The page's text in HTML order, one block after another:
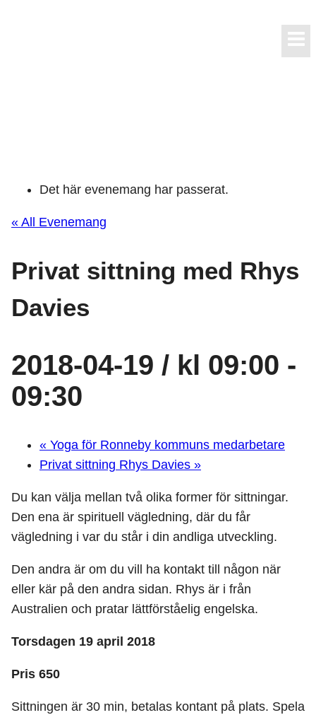
Det här evenemang har passerat.
« All Evenemang
Privat sittning med Rhys
Davies
2018-04-19 / kl 09:00 -
09:30
« Yoga för Ronneby kommuns medarbetare
Privat sittning Rhys Davies »
Du kan välja mellan två olika former för sittningar.
Den ena är spirituell vägledning, där du får
vägledning i var du står i din andliga utveckling.
Den andra är om du vill ha kontakt till någon när
eller kär på den andra sidan. Rhys är i från
Australien och pratar lättförståelig engelska.
Torsdagen 19 april 2018
Pris 650
Sittningen är 30 min, betalas kontant på plats. Spela